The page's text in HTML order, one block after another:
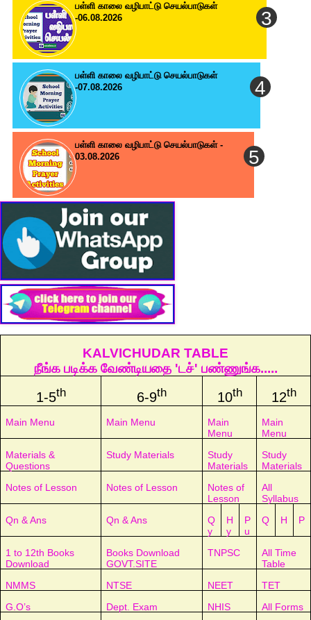
பள்ளி காலை வழிபாட்டு செயல்பாடுகள்
-06.08.2026
பள்ளி காலை வழிபாட்டு செயல்பாடுகள்
-07.08.2026
பள்ளி காலை வழிபாட்டு செயல்பாடுகள் -
03.08.2026
KALVICHUDAR TABLE
நீங்க படிக்க வேண்டியதை 'டச்' பண்ணுங்க.....
1-5th 6-9th 10th 12th
Main Menu Main Menu
Main
Menu
Main
Menu
Materials &
Questions
Study Materials
Study
Materials
Study
Materials
Notes of Lesson
Notes of Lesson
Notes of
Lesson
All
Syllabus
Qn & Ans
Qn & Ans
Q
y
H
y
P
u
Q H P
1 to 12th Books
Download
Books Download
GOVT.SITE
TNPSC
All Time
Table
NMMS
NTSE NEET
TET
G.O’s
Dept. Exam NHIS All Forms